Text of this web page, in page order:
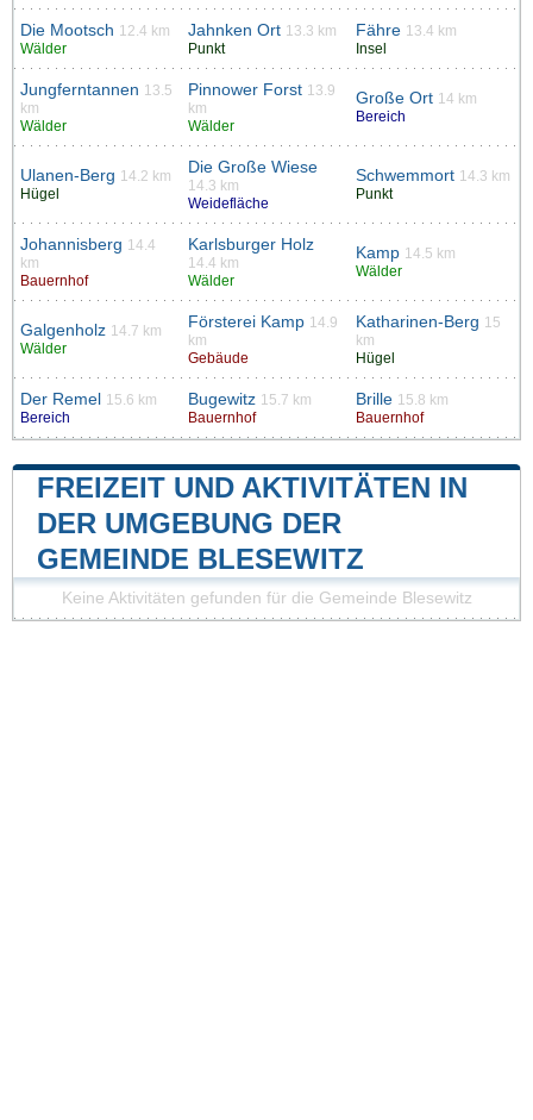
Die Mootsch 12.4 km
Wälder
Jahnken Ort 13.3 km
Punkt
Fähre 13.4 km
Insel
Jungferntannen 13.5
km
Wälder
Pinnower Forst 13.9
km
Wälder
Große Ort 14 km
Bereich
Ulanen-Berg 14.2 km
Hügel
Die Große Wiese
14.3 km
Weidefläche
Schwemmort 14.3 km
Punkt
Johannisberg 14.4
km
Bauernhof
Karlsburger Holz
14.4 km
Wälder
Kamp 14.5 km
Wälder
Galgenholz 14.7 km
Wälder
Försterei Kamp 14.9
km
Gebäude
Katharinen-Berg 15
km
Hügel
Der Remel
15.6 km
Bereich
Bugewitz 15.7 km
Bauernhof
Brille 15.8 km
Bauernhof
FREIZEIT UND AKTIVITÄTEN IN
DER UMGEBUNG DER
GEMEINDE BLESEWITZ
Keine Aktivitäten gefunden für die Gemeinde Blesewitz